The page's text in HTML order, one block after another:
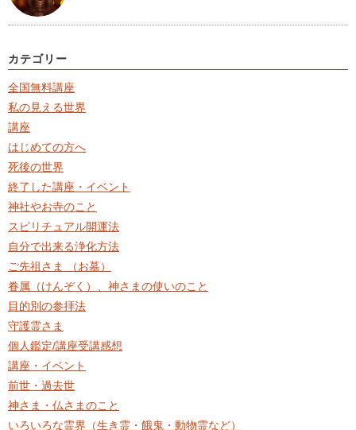
カテゴリー
全国無料講座
私の見える世界
講座
はじめての方へ
死後の世界
終了した講座・イベント
神社やお寺のこと
スピリチュアル開運法
自分で出来る浄化方法
ご先祖さま （お墓）
眷属（けんぞく）、神さまの使いのこと
目的別の参拝法
守護霊さま
個人鑑定/講座受講感想
講座・イベント
前世・過去世
神さま・仏さまのこと
いろいろな霊界（生き霊・餓鬼・動物霊など）